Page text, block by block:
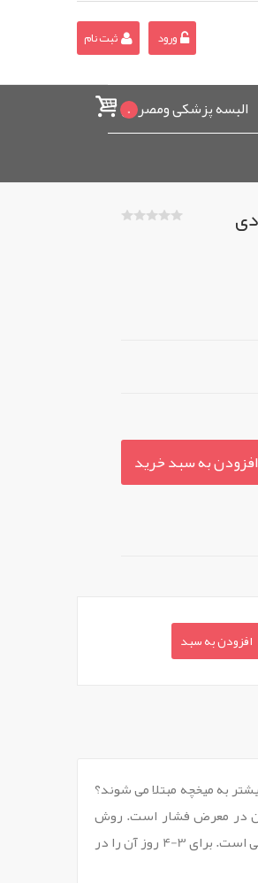
ورود ثبت نام
البسه پزشکی ومصرفی
0
افزودن به سبد خرید
افزودن به سبد
و هسته ای سخت دارد. چه افرادی بیشتر به میخچه مبتلا می شوند؟
در معرض فشار است. روش
مصرف : ابتدا پا را با آب گرم بشویید، چسب را از قسمت دارویی آن در محل مورد نظر چسبانده و به ملامیمت فشار دهید. دمای اتاق برای چسبندگی آن کافی است. برای 3-4 روز آن را در